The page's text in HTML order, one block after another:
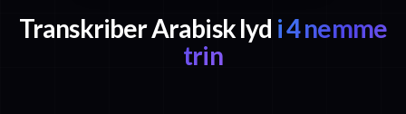
Transkriber Arabisk lyd i 4 nemme
trin